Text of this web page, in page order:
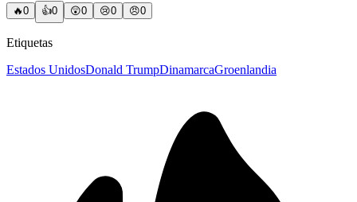
🔥0 👍0 😲0 😢0 😠0
Etiquetas
Estados UnidosDonald TrumpDinamarcaGroenlandia